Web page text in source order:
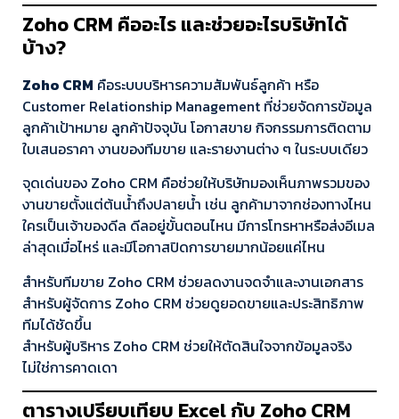
Zoho CRM คืออะไร และช่วยอะไรบริษัทได้
บ้าง?
Zoho CRM คือระบบบริหารความสัมพันธ์ลูกค้า หรือ
Customer Relationship Management ที่ช่วยจัดการข้อมูล
ลูกค้าเป้าหมาย ลูกค้าปัจจุบัน โอกาสขาย กิจกรรมการติดตาม
ใบเสนอราคา งานของทีมขาย และรายงานต่าง ๆ ในระบบเดียว
จุดเด่นของ Zoho CRM คือช่วยให้บริษัทมองเห็นภาพรวมของ
งานขายตั้งแต่ต้นน้ำถึงปลายน้ำ เช่น ลูกค้ามาจากช่องทางไหน
ใครเป็นเจ้าของดีล ดีลอยู่ขั้นตอนไหน มีการโทรหาหรือส่งอีเมล
ล่าสุดเมื่อไหร่ และมีโอกาสปิดการขายมากน้อยแค่ไหน
สำหรับทีมขาย Zoho CRM ช่วยลดงานจดจำและงานเอกสาร
สำหรับผู้จัดการ Zoho CRM ช่วยดูยอดขายและประสิทธิภาพ
ทีมได้ชัดขึ้น
สำหรับผู้บริหาร Zoho CRM ช่วยให้ตัดสินใจจากข้อมูลจริง
ไม่ใช่การคาดเดา
ตารางเปรียบเทียบ Excel กับ Zoho CRM